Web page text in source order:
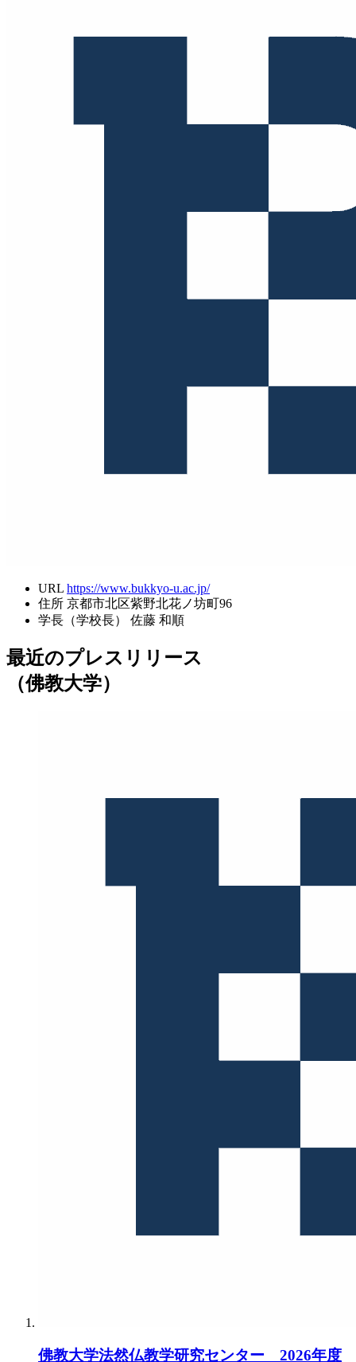
URL https://www.bukkyo-u.ac.jp/
住所 京都市北区紫野北花ノ坊町96
学長（学校長）
佐藤 和順
最近のプレスリリース
（佛教大学）
佛教大学法然仏教学研究センター 2026年度